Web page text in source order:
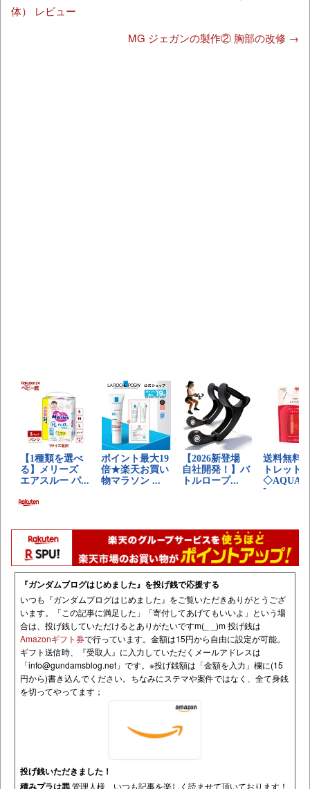
体） レビュー
MG ジェガンの製作② 胸部の改修 →
『ガンダムブログはじめました』を投げ銭で応援する
いつも『ガンダムブログはじめました』をご覧いただきありがとうござ
います。「この記事に満足した」「寄付してあげてもいいよ」という場
合は、投げ銭していただけるとありがたいですm(_ _)m 投げ銭は
Amazonギフト券で行っています。金額は15円から自由に設定が可能。
ギフト送信時、『受取人』に入力していただくメールアドレスは
「info@gundamsblog.net 」です。 ※投げ銭額は「金額を入力」欄に(15
円から)書き込んでください。ちなみにステマや案件ではなく、全て身銭
を切ってやってます；
投げ銭いただきました！
積みプラは罪管理人様、いつも記事を楽しく読ませて頂いております！